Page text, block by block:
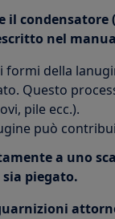
condensatore
nel
formi della
Questo
pile ecc.).
può
a uno
piegato.